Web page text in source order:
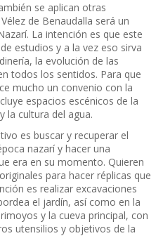
se aplican otras
de Benaudalla será un
La intención es que este
estudios y a la vez eso sirva
la evolución de las
todos los sentidos. Para que
mucho un convenio con la
espacios escénicos de la
la cultura del agua.
es buscar y recuperar el
nazarí y hacer una
era en su momento. Quieren
para hacer réplicas que
es realizar excavaciones
el jardín, así como en la
y la cueva principal, con
utensilios y objetivos de la